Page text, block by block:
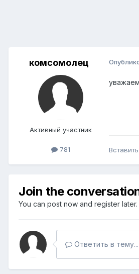
комсомолец
Активный участник
781
Join the
You can post now and register
Ответить в тему...